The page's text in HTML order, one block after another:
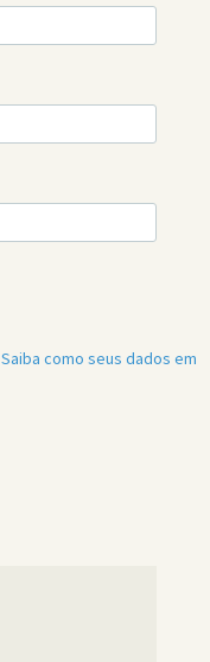
Saiba como seus dados em